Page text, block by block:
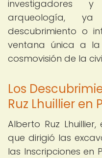
investigadores
arqueología,
descubrimiento o
ventana única a
cosmovisión de la
Los
Ruz Lhuillier en
Alberto Ruz
que dirigió las
las Inscripciones en